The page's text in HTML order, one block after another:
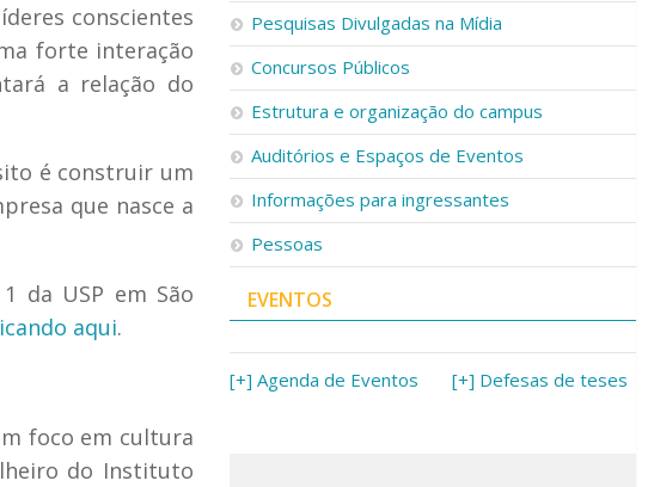
conscientes
forte interação
a relação do
é construir um
que nasce a
da USP em São
aqui.
foco em cultura
do Instituto
Pesquisas Divulgadas na Mídia
Concursos Públicos
Estrutura e organização do campus
Auditórios e Espaços de Eventos
Informações para ingressantes
Pessoas
EVENTOS
[+] Agenda de Eventos [+] Defesas de teses